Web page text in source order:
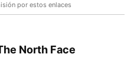
por estos enlaces
North Face